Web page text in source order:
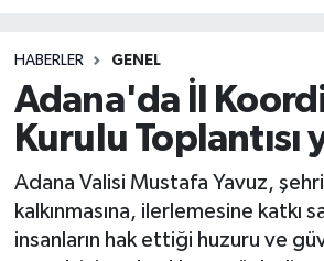
HABERLER GENEL
Adana'da İl
Kurulu Toplantısı
Adana Valisi Mustafa Yavuz,
kalkınmasına, ilerlemesine katkı
insanların hak ettiği huzuru ve
SPOR
RESMİ İLANLAR
Son Dakika Haberleri
Haber Arşivi